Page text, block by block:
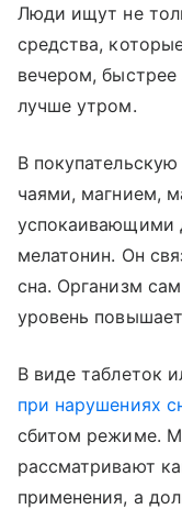
Люди ищут не
средства,
вечером, быстрее
лучше утром.
В
чаями, магнием,
успокаивающими
мелатонин. Он
сна. Организм
уровень
В виде таблеток
при нарушениях
сбитом режиме.
рассматривают
применения, а